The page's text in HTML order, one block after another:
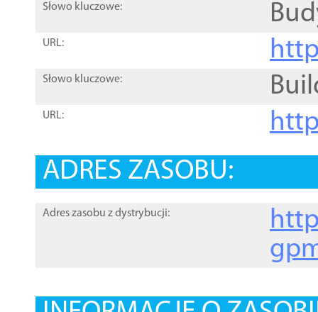
Słowo kluczowe:
URL:
Słowo kluczowe:
URL:
ADRES ZASOBU:
Adres zasobu z dystrybucji: